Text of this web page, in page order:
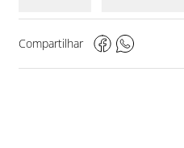
Compartilhar